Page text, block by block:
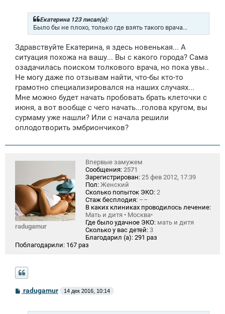
е
Екатерина 123 писал(а):
Было бы не плохо, только где взять такого врача...
Здравствуйте Екатерина, я здесь новенькая... А
ситуация похожа на вашу... Вы с какого города? Сама
озадачилась поиском толкового врача, но пока увы..
Не могу даже по отзывам найти, что-бы кто-то
грамотно специализировался на наших случаях...
Мне можно будет начать пробовать брать клеточки с
июня, а вот вообще с чего начать...голова кругом, вы
сурмаму уже нашли? Или с начала решили
оплодотворить эмбриончиков?
radugamur
Впервые замужем
Сообщения: 2571
Зарегистрирован: 25 фев 2012, 17:39
Пол: Женский
Сколько попыток ЭКО: 2
Стаж бесплодия: ––
В каких клиниках проводилось лечение:
Мать и дитя • Москва•
Где было удачное ЭКО: мать и дитя
Сколько у вас детей: 3
Благодарил (а): 291 раз
Поблагодарили: 167 раз
С
о
radugamur 14 дек 2016, 10:14